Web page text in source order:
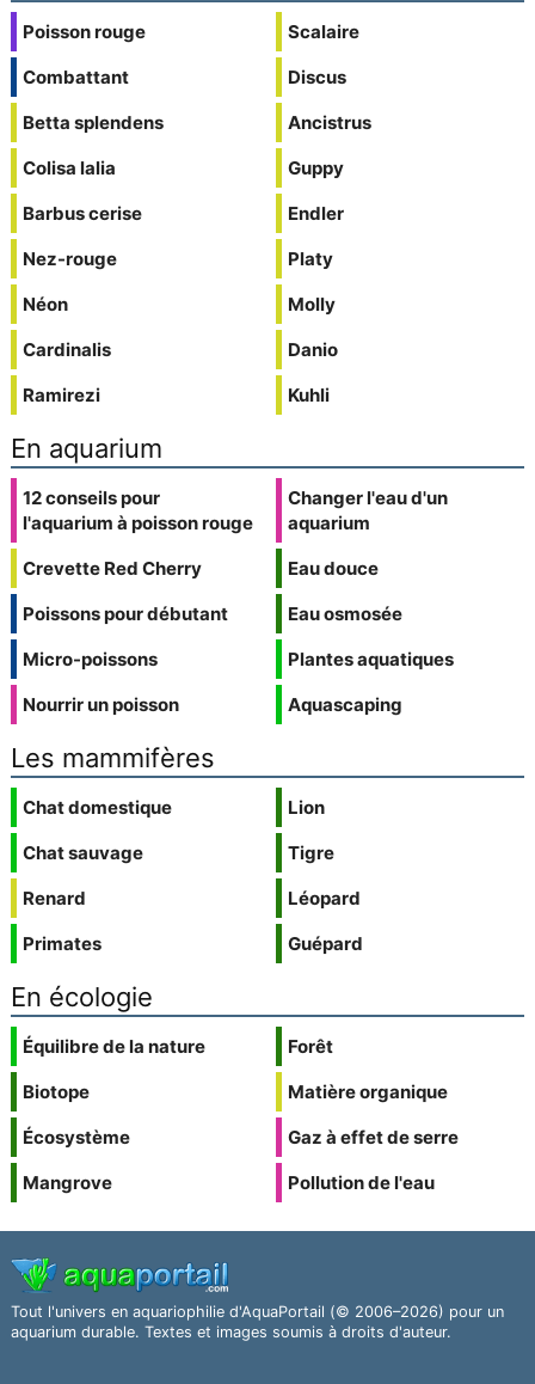
Poisson rouge
Combattant
Betta splendens
Colisa lalia
Barbus cerise
Nez-rouge
Néon
Cardinalis
Ramirezi
Scalaire
Discus
Ancistrus
Guppy
Endler
Platy
Molly
Danio
Kuhli
En aquarium
12 conseils pour
l'aquarium à poisson rouge
Crevette Red Cherry
Poissons pour débutant
Micro-poissons
Nourrir un poisson
Changer l'eau d'un
aquarium
Eau douce
Eau osmosée
Plantes aquatiques
Aquascaping
Les mammifères
Chat domestique
Chat sauvage
Renard
Primates
Lion
Tigre
Léopard
Guépard
En écologie
Équilibre de la nature
Biotope
Écosystème
Mangrove
Forêt
Matière organique
Gaz à effet de serre
Pollution de l'eau
Tout l'univers en aquariophilie d'AquaPortail (© 2006–2026) pour un
aquarium durable. Textes et images soumis à droits d'auteur.